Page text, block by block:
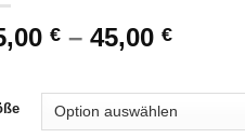
€ –45,00€